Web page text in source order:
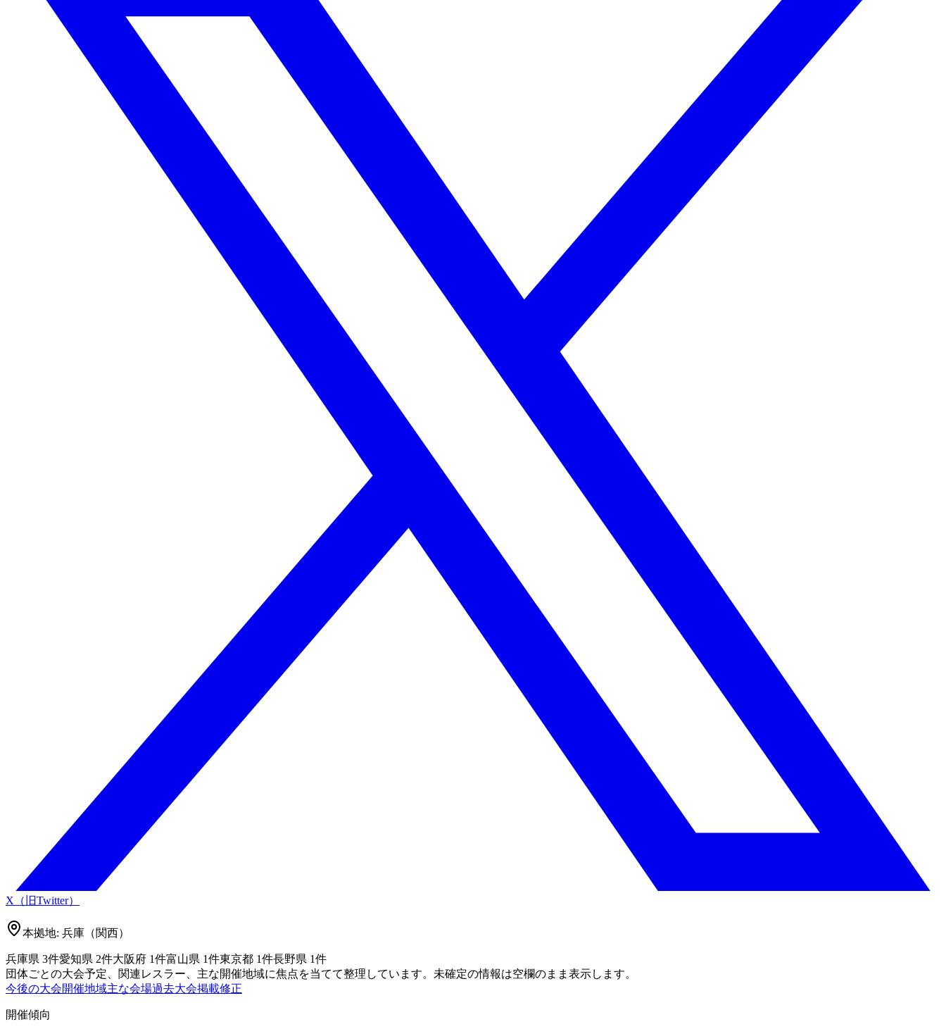
X（旧Twitter）
本拠地: 兵庫（関西）
兵庫県 3件愛知県 2件大阪府 1件富山県 1件東京都 1件長野県 1件
団体ごとの大会予定、関連レスラー、主な開催地域に焦点を当てて整理しています。未確定の情報は空欄のまま表示します。
今後の大会開催地域主な会場過去大会掲載修正
開催傾向